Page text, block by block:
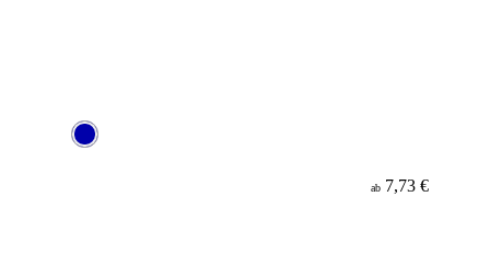
ab 7,73 €